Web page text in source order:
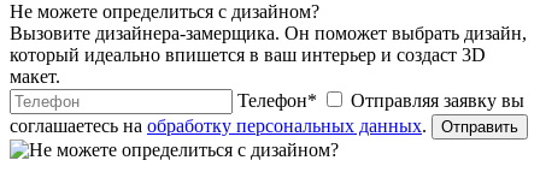
Не можете определиться с дизайном?
Вызовите дизайнера-замерщика. Он поможет выбрать дизайн,
который идеально впишется в ваш интерьер и создаст 3D
макет.
Телефон*
Отправляя заявку вы
соглашаетесь на обработку персональных данных. Отправить